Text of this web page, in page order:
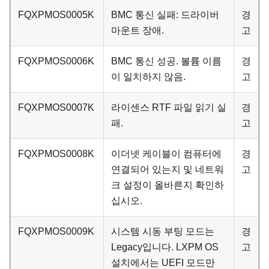
FQXPMOS0005K
BMC 통신 실패: 드라이버
마운트 장애.
경
고
FQXPMOS0006K
BMC 통신 성공. 볼륨 이름
이 일치하지 않음.
경
고
FQXPMOS0007K
라이센스 RTF 파일 읽기 실
패.
경
고
FQXPMOS0008K
이더넷 케이블이 컴퓨터에
연결되어 있는지 및 네트워
크 설정이 올바른지 확인하
십시오.
경
고
FQXPMOS0009K
시스템 시동 부팅 모드는
Legacy입니다. LXPM OS
설치에서는 UEFI 모드만
경
고